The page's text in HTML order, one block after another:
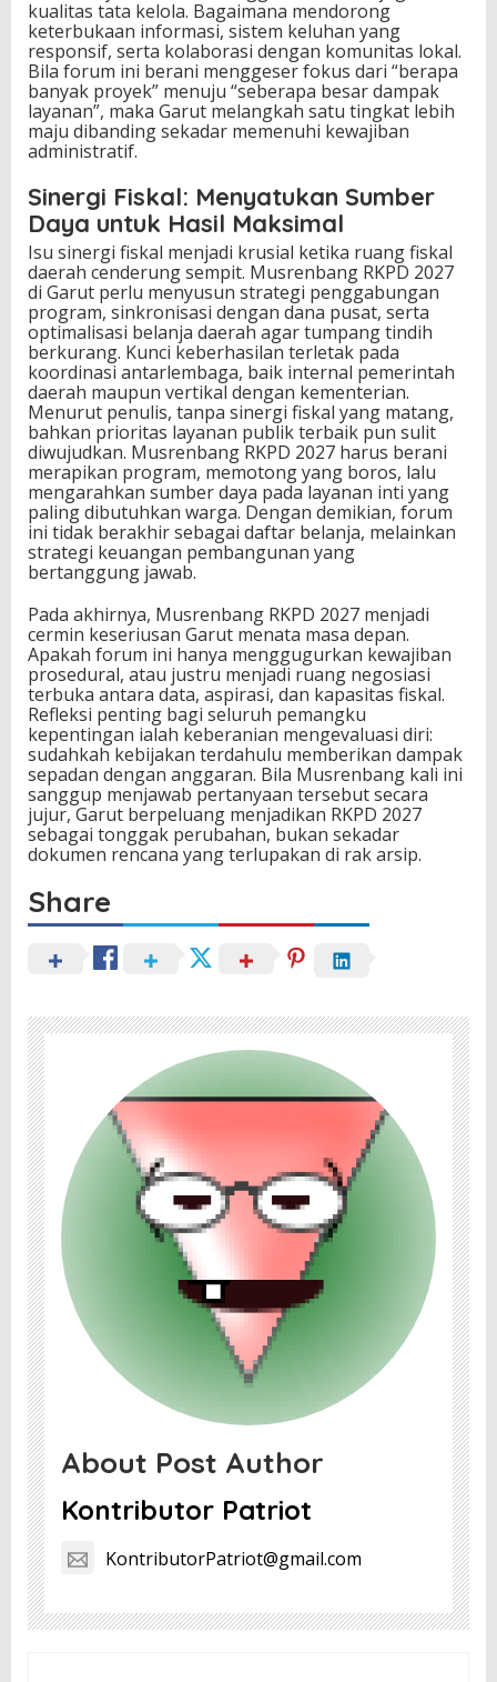
kualitas tata kelola. Bagaimana mendorong
keterbukaan informasi, sistem keluhan yang
responsif, serta kolaborasi dengan komunitas lokal.
Bila forum ini berani menggeser fokus dari “berapa
banyak proyek” menuju “seberapa besar dampak
layanan”, maka Garut melangkah satu tingkat lebih
maju dibanding sekadar memenuhi kewajiban
administratif.
Sinergi Fiskal: Menyatukan Sumber
Daya untuk Hasil Maksimal
Isu sinergi fiskal menjadi krusial ketika ruang fiskal
daerah cenderung sempit. Musrenbang RKPD 2027
di Garut perlu menyusun strategi penggabungan
program, sinkronisasi dengan dana pusat, serta
optimalisasi belanja daerah agar tumpang tindih
berkurang. Kunci keberhasilan terletak pada
koordinasi antarlembaga, baik internal pemerintah
daerah maupun vertikal dengan kementerian.
Menurut penulis, tanpa sinergi fiskal yang matang,
bahkan prioritas layanan publik terbaik pun sulit
diwujudkan. Musrenbang RKPD 2027 harus berani
merapikan program, memotong yang boros, lalu
mengarahkan sumber daya pada layanan inti yang
paling dibutuhkan warga. Dengan demikian, forum
ini tidak berakhir sebagai daftar belanja, melainkan
strategi keuangan pembangunan yang
bertanggung jawab.
Pada akhirnya, Musrenbang RKPD 2027 menjadi
cermin keseriusan Garut menata masa depan.
Apakah forum ini hanya menggugurkan kewajiban
prosedural, atau justru menjadi ruang negosiasi
terbuka antara data, aspirasi, dan kapasitas fiskal.
Refleksi penting bagi seluruh pemangku
kepentingan ialah keberanian mengevaluasi diri:
sudahkah kebijakan terdahulu memberikan dampak
sepadan dengan anggaran. Bila Musrenbang kali ini
sanggup menjawab pertanyaan tersebut secara
jujur, Garut berpeluang menjadikan RKPD 2027
sebagai tonggak perubahan, bukan sekadar
dokumen rencana yang terlupakan di rak arsip.
Share
About Post Author
Kontributor Patriot
KontributorPatriot@gmail.com